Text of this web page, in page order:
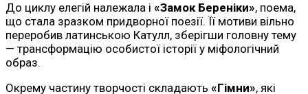
До циклу елегій належала і «Замок Береніки», поема,
що стала зразком придворної поезії. Її мотиви вільно
переробив латинською Катулл, зберігши головну тему
— трансформацію особистої історії у міфологічний
образ.
Окрему частину творчості складають «Гімни», які